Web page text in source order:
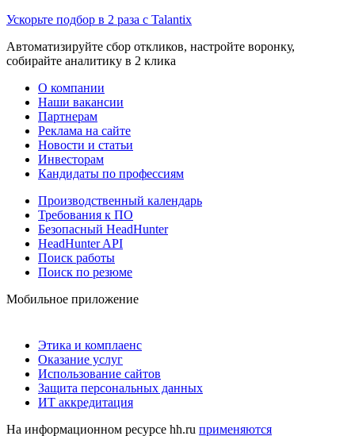
Ускорьте подбор в 2 раза с Talantix
Автоматизируйте сбор откликов, настройте воронку,
собирайте аналитику в 2 клика
О компании
Наши вакансии
Партнерам
Реклама на сайте
Новости и статьи
Инвесторам
Кандидаты по профессиям
Производственный календарь
Требования к ПО
Безопасный HeadHunter
HeadHunter API
Поиск работы
Поиск по резюме
Мобильное приложение
Этика и комплаенс
Оказание услуг
Использование сайтов
Защита персональных данных
ИТ аккредитация
На информационном ресурсе hh.ru применяются